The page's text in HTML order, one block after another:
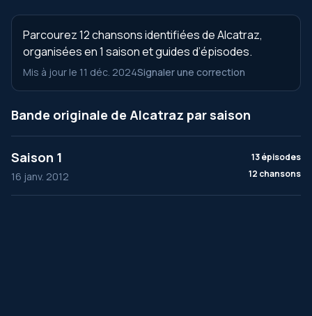
Parcourez 12 chansons identifiées de Alcatraz,
organisées en 1 saison et guides d’épisodes.
Mis à jour le 11 déc. 2024Signaler une correction
Bande originale de Alcatraz par saison
Saison 1
16 janv. 2012
13 épisodes
12 chansons